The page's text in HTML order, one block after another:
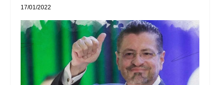
17/01/2022